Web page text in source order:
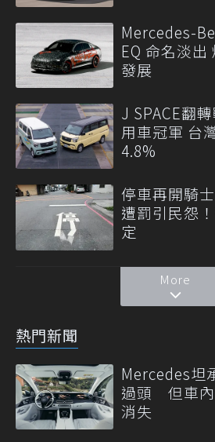
Mercedes-
EQ 命名淡出
發展
J SPACE翻
用車冠軍 台
4.8%
停車再開騎
遭罰引民怨
定
More
熱門新聞
Mercedes坦
過頭 但車內
消失